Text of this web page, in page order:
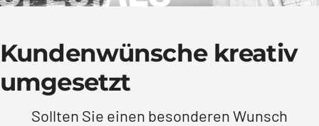
Rucksäcke
Outlet
Specials
Kundenwünsche kreativ
umgesetzt
Sollten Sie einen besonderen Wunsch